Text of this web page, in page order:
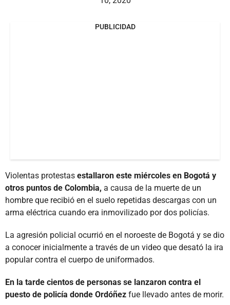
PUBLICIDAD
Violentas protestas estallaron este miércoles en Bogotá y
otros puntos de Colombia, a causa de la muerte de un
hombre que recibió en el suelo repetidas descargas con un
arma eléctrica cuando era inmovilizado por dos policías.
La agresión policial ocurrió en el noroeste de Bogotá y se dio
a conocer inicialmente a través de un video que desató la ira
popular contra el cuerpo de uniformados.
En la tarde cientos de personas se lanzaron contra el
puesto de policía donde Ordóñez fue llevado antes de morir.